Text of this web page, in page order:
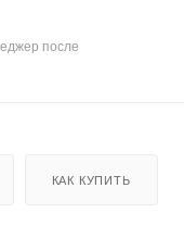
после
КАК КУПИТЬ